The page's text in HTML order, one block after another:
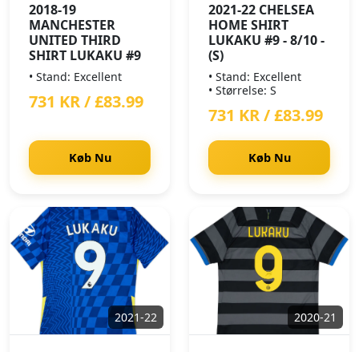
2018-19
MANCHESTER
UNITED THIRD
SHIRT LUKAKU #9
• Stand: Excellent
731 KR / £83.99
Køb Nu
2021-22 CHELSEA
HOME SHIRT
LUKAKU #9 - 8/10 -
(S)
• Stand: Excellent
• Størrelse: S
731 KR / £83.99
Køb Nu
2021-22 2020-21